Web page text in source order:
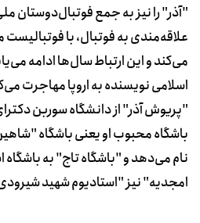
"آذر" را نیز به جمع فوتبال‌دوستان
علاقه‌مندی به فوتبال، با
می‌کند و این ارتباط سال‌ها ادامه
اسلامی نویسنده به اروپا مهاجرت
"پریوش آذر" از دانشگاه سوربن
باشگاه محبوب او یعنی باشگاه
نام می‌دهد و "باشگاه تاج" به باشگاه
امجدیه" نیز "استادیوم شهید